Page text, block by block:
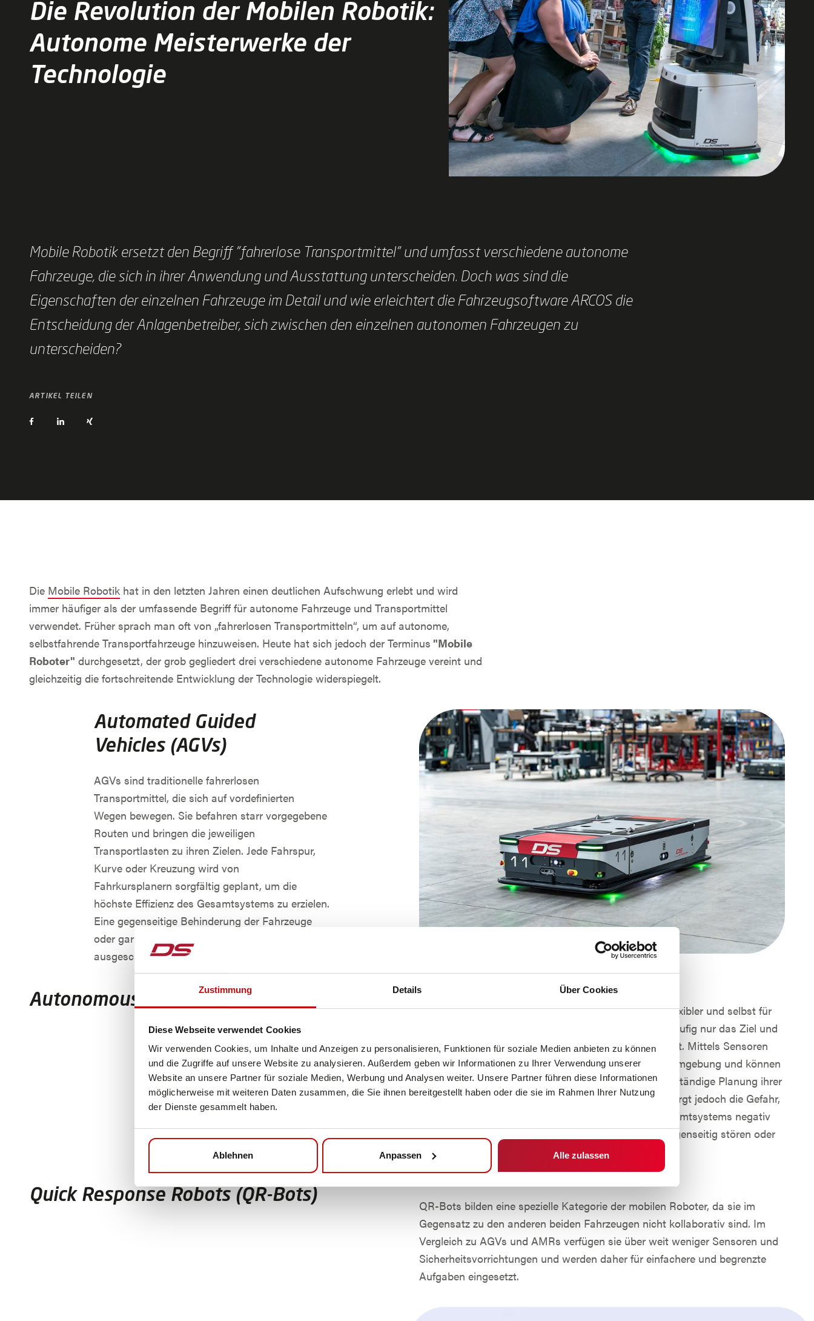
Zustimmung Details Über Cookies
Diese Webseite verwendet Cookies
Wir verwenden Cookies, um Inhalte und Anzeigen zu personalisieren, Funktionen für soziale Medien anbieten zu können
und die Zugriffe auf unsere Website zu analysieren. Außerdem geben wir Informationen zu Ihrer Verwendung unserer
Website an unsere Partner für soziale Medien, Werbung und Analysen weiter. Unsere Partner führen diese Informationen
möglicherweise mit weiteren Daten zusammen, die Sie ihnen bereitgestellt haben oder die sie im Rahmen Ihrer Nutzung
der Dienste gesammelt haben.
Ablehnen Anpassen Alle zulassen
Die Revolution der Mobilen Robotik:
Autonome Meisterwerke der
Technologie
Mobile Robotik ersetzt den Begriff "fahrerlose Transportmittel" und umfasst verschiedene autonome
Fahrzeuge, die sich in ihrer Anwendung und Ausstattung unterscheiden. Doch was sind die
Eigenschaften der einzelnen Fahrzeuge im Detail und wie erleichtert die Fahrzeugsoftware ARCOS die
Entscheidung der Anlagenbetreiber, sich zwischen den einzelnen autonomen Fahrzeugen zu
unterscheiden?
ARTIKEL TEILEN
Die Mobile Robotik hat in den letzten Jahren einen deutlichen Aufschwung erlebt und wird
immer häufiger als der umfassende Begriff für autonome Fahrzeuge und Transportmittel
verwendet. Früher sprach man oft von „fahrerlosen Transportmitteln“, um auf autonome,
selbstfahrende Transportfahrzeuge hinzuweisen. Heute hat sich jedoch der Terminus "Mobile
Roboter" durchgesetzt, der grob gegliedert drei verschiedene autonome Fahrzeuge vereint und
gleichzeitig die fortschreitende Entwicklung der Technologie widerspiegelt.
Automated Guided
Vehicles (AGVs)
AGVs sind traditionelle fahrerlosen
Transportmittel, die sich auf vordefinierten
Wegen bewegen. Sie befahren starr vorgegebene
Routen und bringen die jeweiligen
Transportlasten zu ihren Zielen. Jede Fahrspur,
Kurve oder Kreuzung wird von
Fahrkursplanern sorgfältig geplant, um die
höchste Effizienz des Gesamtsystems zu erzielen.
Eine gegenseitige Behinderung der Fahrzeuge
oder gar eine Blockierung ist dabei
ausgeschlossen.
Autonomous Mobile Robots (AMRs)
AMRs sind den AGVs sehr ähnlich, jedoch weit aus flexibler und selbst für
die Erreichung ihrer Ziele verantwortlich. Ihnen wird häufig nur das Ziel und
eine Karte der Einsatzumgebung zur Verfügung gestellt. Mittels Sensoren
erfassen die mobilen Roboter daraufhin laufend ihre Umgebung und können
selbstständig auf Veränderungen reagieren. Die eigenständige Planung ihrer
Pfade ermöglicht es ihnen Hindernisse zu umfahren, birgt jedoch die Gefahr,
dass getroffene Entscheidungen die Effizienz des Gesamtsystems negativ
beeinflussen. Die einzelnen Fahrzeuge können sich gegenseitig stören oder
auch blockieren.
Quick Response Robots (QR-Bots)
QR-Bots bilden eine spezielle Kategorie der mobilen Roboter, da sie im
Gegensatz zu den anderen beiden Fahrzeugen nicht kollaborativ sind. Im
Vergleich zu AGVs und AMRs verfügen sie über weit weniger Sensoren und
Sicherheitsvorrichtungen und werden daher für einfachere und begrenzte
Aufgaben eingesetzt.